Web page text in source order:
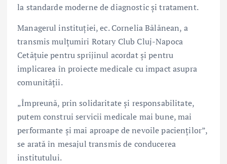
la standarde moderne de diagnostic și tratament.
Managerul instituției, ec. Cornelia Bălănean, a
transmis mulțumiri Rotary Club Cluj-Napoca
Cetățuie pentru sprijinul acordat și pentru
implicarea în proiecte medicale cu impact asupra
comunității.
„Împreună, prin solidaritate și responsabilitate,
putem construi servicii medicale mai bune, mai
performante și mai aproape de nevoile pacienților”,
se arată în mesajul transmis de conducerea
institutului.